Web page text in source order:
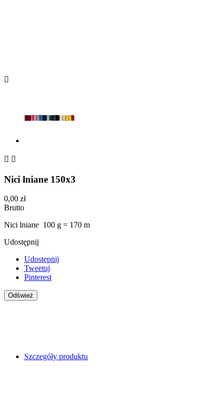

 
Nici lniane 150x3
0,00 zł
Brutto
Nici lniane 100 g = 170 m
Udostępnij
Udostępnij
Tweetuj
Pinterest
Szczegóły produktu